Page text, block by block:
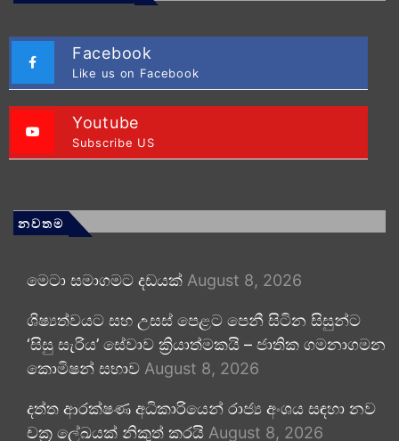
Facebook
Like us on Facebook
Youtube
Subscribe US
නවතම
මෙටා සමාගමට දඩයක් August 8, 2026
ශිෂ්‍යත්වයට සහ උසස් පෙළට පෙනී සිටින සිසුන්ට
‘සිසු සැරිය’ සේවාව ක්‍රියාත්මකයි – ජාතික ගමනාගමන
කොමිෂන් සභාව August 8, 2026
දත්ත ආරක්ෂණ අධිකාරියෙන් රාජ්‍ය අංශය සඳහා නව
චක්‍ර ලේඛයක් නිකුත් කරයි August 8, 2026